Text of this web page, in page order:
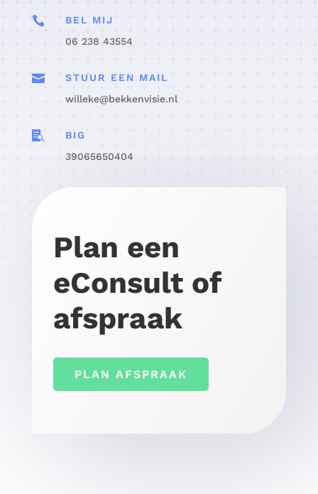

BEL MIJ
06 238 43554

STUUR EEN MAIL
willeke@bekkenvisie.nl

BIG
39065650404
Plan een
eConsult of
afspraak
PLAN AFSPRAAK